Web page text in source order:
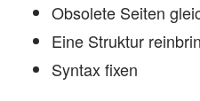
Obsolete Seiten
Eine Struktur
Syntax fixen